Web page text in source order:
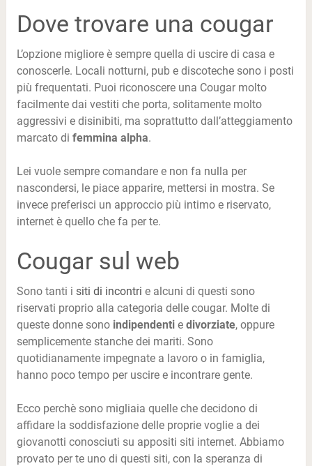
Dove trovare una cougar
L’opzione migliore è sempre quella di uscire di casa e
conoscerle. Locali notturni, pub e discoteche sono i posti
più frequentati. Puoi riconoscere una Cougar molto
facilmente dai vestiti che porta, solitamente molto
aggressivi e disinibiti, ma soprattutto dall’atteggiamento
marcato di femmina alpha.
Lei vuole sempre comandare e non fa nulla per
nascondersi, le piace apparire, mettersi in mostra. Se
invece preferisci un approccio più intimo e riservato,
internet è quello che fa per te.
Cougar sul web
Sono tanti i siti di incontri e alcuni di questi sono
riservati proprio alla categoria delle cougar. Molte di
queste donne sono indipendentie divorziate, oppure
semplicemente stanche dei mariti. Sono
quotidianamente impegnate a lavoro o in famiglia,
hanno poco tempo per uscire e incontrare gente.
Ecco perchè sono migliaia quelle che decidono di
affidare la soddisfazione delle proprie voglie a dei
giovanotti conosciuti su appositi siti internet. Abbiamo
provato per te uno di questi siti, con la speranza di